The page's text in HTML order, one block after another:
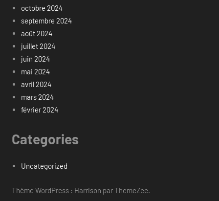
octobre 2024
septembre 2024
août 2024
juillet 2024
juin 2024
mai 2024
avril 2024
mars 2024
février 2024
Categories
Uncategorized
Thème WordPress : Harrison par ThemeZee.